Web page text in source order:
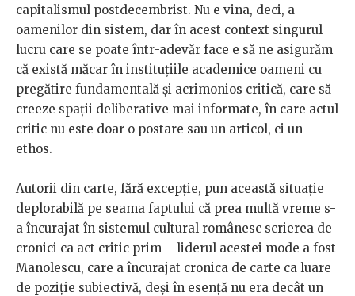
capitalismul postdecembrist. Nu e vina, deci, a
oamenilor din sistem, dar în acest context singurul
lucru care se poate într-adevăr face e să ne asigurăm
că există măcar în instituțiile academice oameni cu
pregătire fundamentală și acrimonios critică, care să
creeze spații deliberative mai informate, în care actul
critic nu este doar o postare sau un articol, ci un
ethos.
Autorii din carte, fără excepție, pun această situație
deplorabilă pe seama faptului că prea multă vreme s-
a încurajat în sistemul cultural românesc scrierea de
cronici ca act critic prim – liderul acestei mode a fost
Manolescu, care a încurajat cronica de carte ca luare
de poziție subiectivă, deși în esență nu era decât un